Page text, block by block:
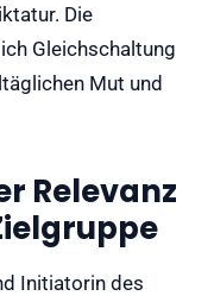
Die
Gleichschaltung
Mut und
Relevanz
Initiatorin des